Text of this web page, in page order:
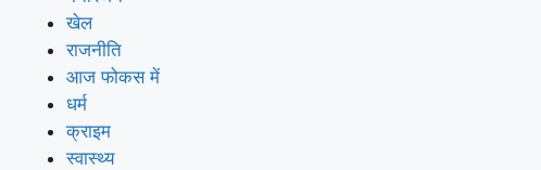
खेल
राजनीति
आज फोकस में
धर्म
क्राइम
स्वास्थ्य